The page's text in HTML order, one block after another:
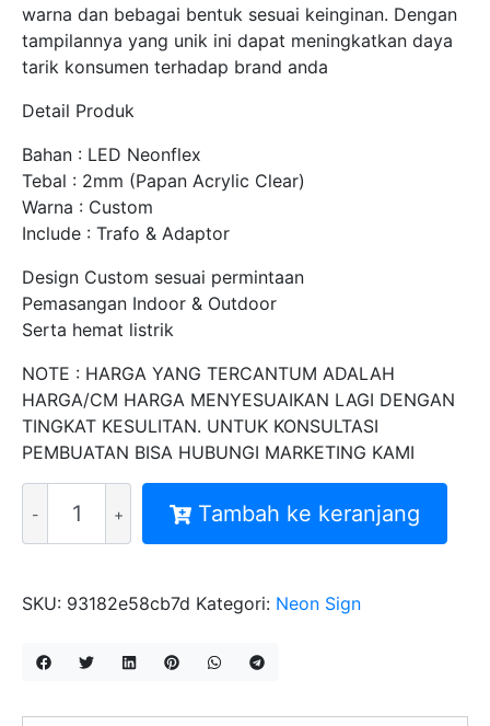
warna dan bebagai bentuk sesuai keinginan. Dengan
tampilannya yang unik ini dapat meningkatkan daya
tarik konsumen terhadap brand anda
Detail Produk
Bahan : LED Neonflex
Tebal : 2mm (Papan Acrylic Clear)
Warna : Custom
Include : Trafo & Adaptor
Design Custom sesuai permintaan
Pemasangan Indoor & Outdoor
Serta hemat listrik
NOTE : HARGA YANG TERCANTUM ADALAH
HARGA/CM HARGA MENYESUAIKAN LAGI DENGAN
TINGKAT KESULITAN. UNTUK KONSULTASI
PEMBUATAN BISA HUBUNGI MARKETING KAMI
HARGA
NEON
HEY
Tambah ke keranjang
SKU: 93182e58cb7d Kategori: Neon Sign